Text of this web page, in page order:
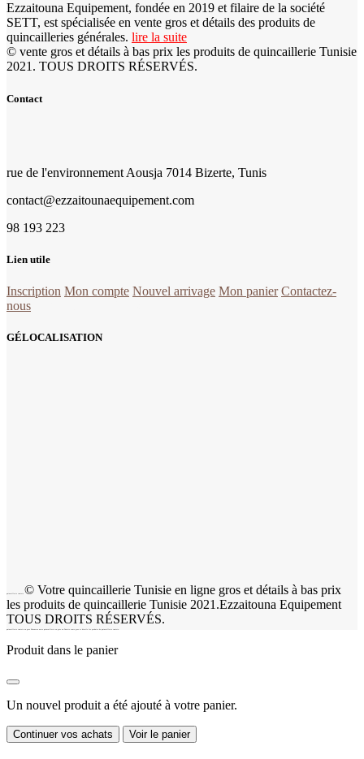
Ezzaitouna Equipement, fondée en 2019 et filaire de la société
SETT, est spécialisée en vente gros et détails des produits de
quincailleries générales. lire la suite
© vente gros et détails à bas prix les produits de quincaillerie Tunisie
2021. TOUS DROITS RÉSERVÉS.
Contact
rue de l'environnement Aousja 7014 Bizerte, Tunis
contact@ezzaitounaequipement.com
98 193 223
Lien utile
Inscription Mon compte Nouvel arrivage Mon panier Contactez-
nous
GÉLOCALISATION
quincaillerie tunisie © Votre quincaillerie Tunisie en ligne gros et détails à bas prix
les produits de quincaillerie Tunisie 2021.Ezzaitouna Equipement
TOUS DROITS RÉSERVÉS.
quincaillerie tunisie en gros Découvrez notre quincaillerie en gros en Tunisie vente gros et détails les produits de quincaillerie tunisie.
Produit dans le panier
Un nouvel produit a été ajouté à votre panier.
Continuer vos achats Voir le panier